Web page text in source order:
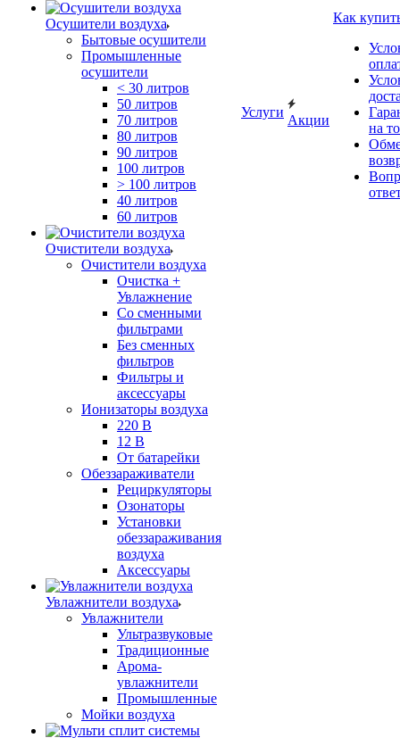
Осушители воздуха
Бытовые осушители
Промышленные
осушители
< 30 литров
50 литров
70 литров
80 литров
90 литров
100 литров
> 100 литров
40 литров
60 литров
Очистители воздуха
Очистители воздуха
Очистка +
Увлажнение
Cо сменными
фильтрами
Без сменных
фильтров
Фильтры и
аксессуары
Ионизаторы воздуха
220 В
12 В
От батарейки
Обеззараживатели
Рециркуляторы
Озонаторы
Установки
обеззараживания
воздуха
Аксессуары
Увлажнители воздуха
Увлажнители
Ультразвуковые
Традиционные
Арома-
увлажнители
Промышленные
Мойки воздуха
Услуги
Акции
Как
на